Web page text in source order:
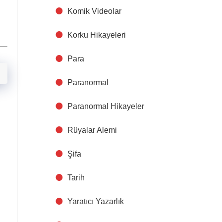
Komik Videolar
Korku Hikayeleri
Para
Paranormal
Paranormal Hikayeler
Rüyalar Alemi
Şifa
Tarih
Yaratıcı Yazarlık